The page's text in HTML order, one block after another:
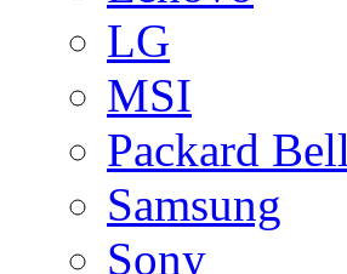
LG
MSI
Packard Bell
Samsung
Sony